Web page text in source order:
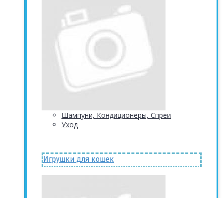
Шампуни, Кондиционеры, Спреи
Уход
Игрушки для кошек